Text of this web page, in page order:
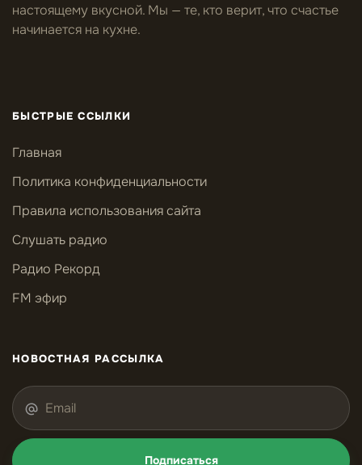
настоящему вкусной. Мы — те, кто верит, что счастье
начинается на кухне.
БЫСТРЫЕ ССЫЛКИ
Главная
Политика конфиденциальности
Правила использования сайта
Слушать радио
Радио Рекорд
FM эфир
НОВОСТНАЯ РАССЫЛКА
Подписаться